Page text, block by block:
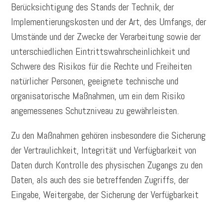
Berücksichtigung des Stands der Technik, der
Implementierungskosten und der Art, des Umfangs, der
Umstände und der Zwecke der Verarbeitung sowie der
unterschiedlichen Eintrittswahrscheinlichkeit und
Schwere des Risikos für die Rechte und Freiheiten
natürlicher Personen, geeignete technische und
organisatorische Maßnahmen, um ein dem Risiko
angemessenes Schutzniveau zu gewährleisten.
Zu den Maßnahmen gehören insbesondere die Sicherung
der Vertraulichkeit, Integrität und Verfügbarkeit von
Daten durch Kontrolle des physischen Zugangs zu den
Daten, als auch des sie betreffenden Zugriffs, der
Eingabe, Weitergabe, der Sicherung der Verfügbarkeit